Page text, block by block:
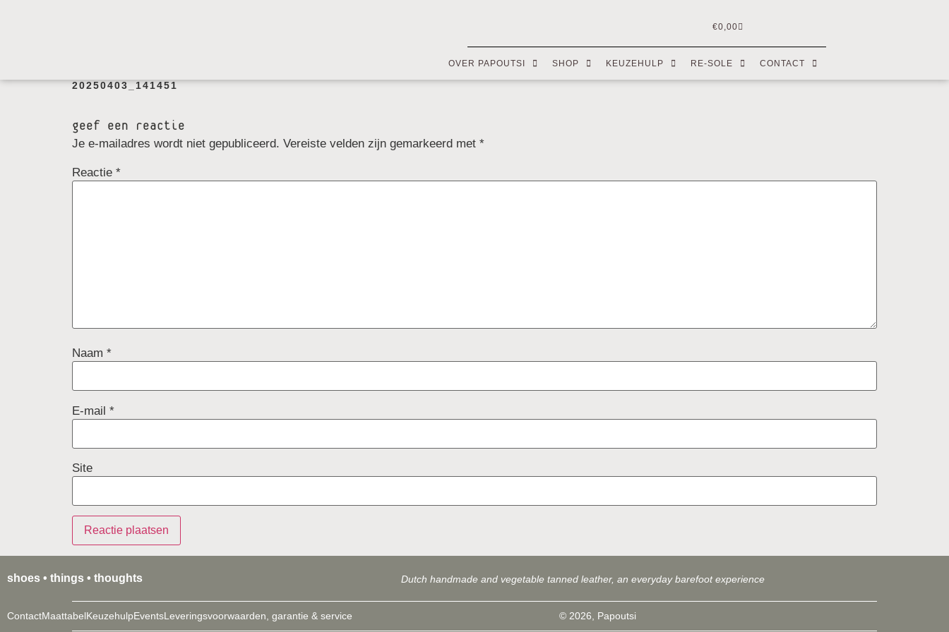
€0,00
OVER PAPOUTSI SHOP KEUZEHULP RE-SOLE CONTACT
20250403_141451
geef een reactie
Je e-mailadres wordt niet gepubliceerd. Vereiste velden zijn gemarkeerd met *
Reactie *
Naam *
E-mail *
Site
shoes • things • thoughts Dutch handmade and vegetable tanned leather, an everyday barefoot experience
ContactMaattabelKeuzehulpEventsLeveringsvoorwaarden, garantie & service © 2026, Papoutsi